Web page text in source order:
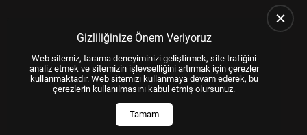
Gizliliğinize Önem Veriyoruz
Web sitemiz, tarama deneyiminizi geliştirmek, site trafiğini
analiz etmek ve sitemizin işlevselliğini artırmak için çerezler
kullanmaktadır. Web sitemizi kullanmaya devam ederek, bu
çerezlerin kullanılmasını kabul etmiş olursunuz.
Tamam